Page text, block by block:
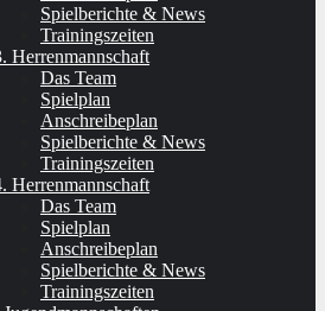
Spielberichte & News
Trainingszeiten
Herrenmannschaft
Das Team
Spielplan
Anschreibeplan
Spielberichte & News
Trainingszeiten
Herrenmannschaft
Das Team
Spielplan
Anschreibeplan
Spielberichte & News
Trainingszeiten